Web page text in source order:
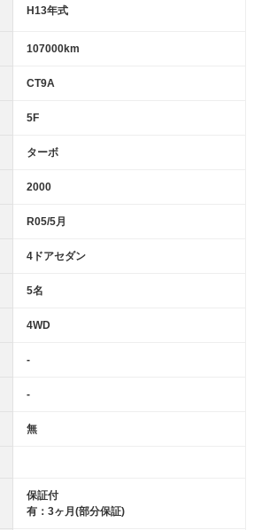
H13年式
107000km
CT9A
5F
ターボ
2000
R05/5月
4ドアセダン
5名
4WD
-
-
無
保証付
有：3ヶ月(部分保証)